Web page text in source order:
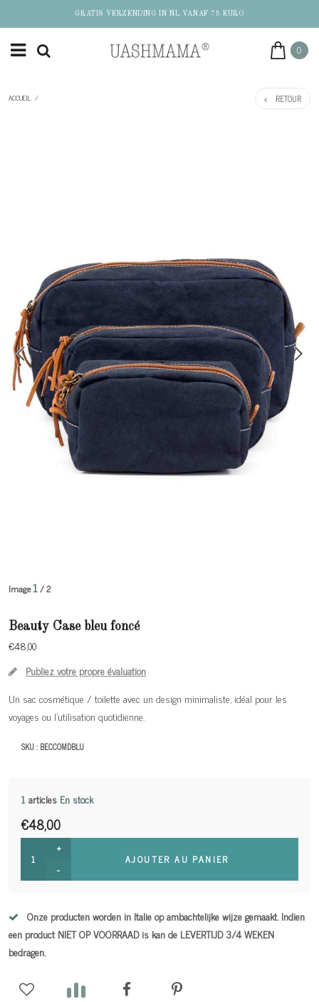
GRATIS VERZENDING IN NL VANAF 75 EURO
0
ACCUEIL / RETOUR
Image1/ 2
Beauty Case bleu foncé
€48,00
Publiez votre propre évaluation
Un sac cosmétique / toilette avec un design minimaliste, idéal pour les
voyages ou l'utilisation quotidienne.
SKU : BECCOMDBLU
1articles En stock
€48,00
+
-
AJOUTER AU PANIER
Onze producten worden in Italie op ambachtelijke wijze gemaakt. Indien
een product NIET OP VOORRAAD is kan de LEVERTIJD 3/4 WEKEN
bedragen.